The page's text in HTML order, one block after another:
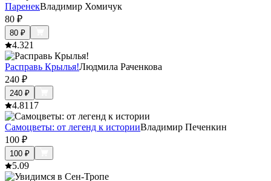
ПаренекВладимир Хомичук
80 ₽
80 ₽
4.321
Расправь Крылья!Людмила Раченкова
240 ₽
240 ₽
4.8117
Самоцветы: от легенд к историиВладимир Печенкин
100 ₽
100 ₽
5.09